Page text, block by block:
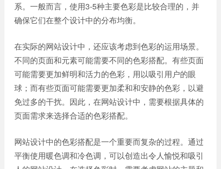
系。一般而言，使用3-5种主要色彩是比较合理的，并
确保它们在整个设计中的分布均衡。
在实际的网站设计中，还应该考虑到色彩的运用场景。
不同的页面和元素可能需要不同的色彩搭配。有些页面
可能需要更加鲜明和活力的色彩，用以吸引用户的眼
球；而有些页面可能需要更加柔和和安静的色彩，以避
免过多的干扰。因此，在网站设计中，需要根据具体的
页面需求来选择合适的色彩搭配。
网站设计中的色彩搭配是一个重要而复杂的过程。通过
平衡使用暖色调和冷色调，可以创造出令人愉悦和吸引